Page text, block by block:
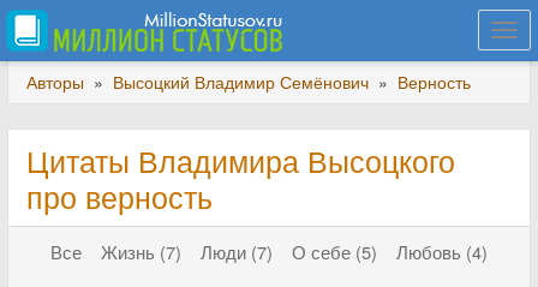
Авторы » Высоцкий Владимир Семёнович » Верность
Цитаты Владимира Высоцкого
про верность
Все Жизнь (7) Люди (7) О себе (5)
Любовь (4)